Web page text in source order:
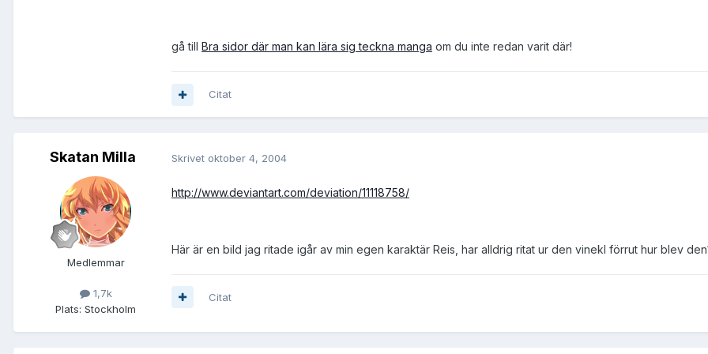
gå till Bra sidor där man kan lära sig teckna manga om du inte redan varit där!
Citat
Skatan Milla
Medlemmar
1,7k
Plats: Stockholm
Skrivet oktober 4, 2004
http://www.deviantart.com/deviation/11118758/
Här är en bild jag ritade igår av min egen karaktär Reis, har alldrig ritat ur den vinekl förrut hur blev
Citat